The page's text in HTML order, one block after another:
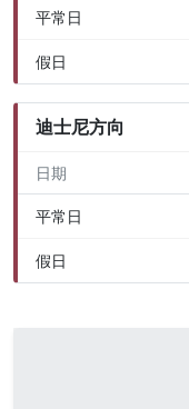
平常日
假日
迪士尼方向
日期
平常日
假日